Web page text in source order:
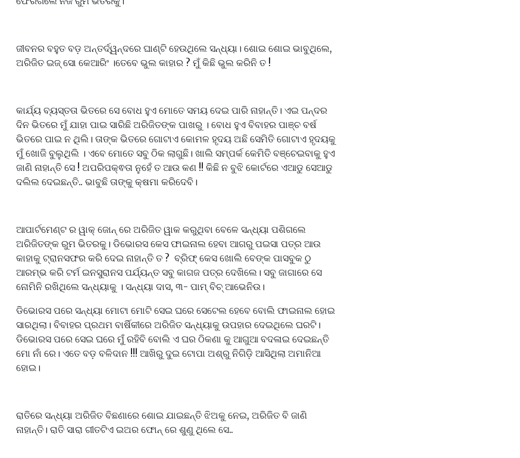
ଜୀବନର ବହୁତ ବଡ଼ ଅନ୍ତର୍ଦ୍ୱନ୍ଦରେ ଘାଣ୍ଟି ହେଉଥିଲେ ସନ୍ଧ୍ୟା। ଶୋଇ ଶୋଇ ଭାବୁଥିଲେ,
ଅରିଜିତ ଇଜ୍ ସୋ କେଆରିଂ ।ତେବେ ଭୁଲ କାହାର ? ମୁଁ କିଛି ଭୁଲ କରିନି ତ !
କାର୍ଯ୍ୟ ବ୍ୟସ୍ତତା ଭିତରେ ସେ ବୋଧ ହୁଏ ମୋତେ ସମୟ ଦେଇ ପାରି ନାହାନ୍ତି। ଏଇ ପନ୍ଦର
ଦିନ ଭିତରେ ମୁଁ ଯାହା ପାଇ ସାରିଛି ଅରିଜିତଙ୍କ ପାଖରୁ । ବୋଧ ହୁଏ ବିବାହର ପାଞ୍ଚ ବର୍ଷ
ଭିତରେ ପାଇ ନ ଥିଲି। ତାଙ୍କ ଭିତରେ ଗୋଟାଏ କୋମଳ ହୃଦୟ ଅଛି ସେମିତି ଗୋଟାଏ ହୃଦୟକୁ
ମୁଁ ଖୋଜି ବୁଲୁଥିଲି । ଏବେ ମୋତେ ସବୁ ଠିକ ଲାଗୁଛି। ଖାଲି ସମ୍ପର୍କ କେମିତି ବଞ୍ଚେଇବାକୁ ହୁଏ
ଜାଣି ନାହାନ୍ତି ସେ ! ଅପରିପକ୍ଵତା ନୁହେଁ ତ ଆଉ କଣ !! କିଛି ନ ବୁଝି କୋର୍ଟରେ ଏଆଡୁ ସେଆଡୁ
ଦଲିଲ ଦେଇଛନ୍ତି.. ଭାବୁଛି ତାଙ୍କୁ କ୍ଷମା କରିଦେବି।
ଆପାର୍ଟମେଣ୍ଟ ର ୱାକ୍ ଜୋନ୍ ରେ ଅରିଜିତ ୱାକ କରୁଥିବା ବେଳେ ସନ୍ଧ୍ୟା ପଶିଗଲେ
ଅରିଜିତଙ୍କ ରୁମ ଭିତରକୁ। ଡିଭୋରସ କେସ ଫାଇନାଲ ହେବା ଆଗରୁ ପଇସା ପତ୍ର ଆଉ
କାହାକୁ ଟ୍ରାନସଫର କରି ଦେଇ ନାହାନ୍ତି ତ ? ବ୍ରିଫ୍ କେସ ଖୋଲି ବେଙ୍କ ପାସବୁକ ଠୁ
ଆରମ୍ଭ କରି ଟର୍ମ ଇନସୁରାନସ ପର୍ଯ୍ୟନ୍ତ ସବୁ କାଗଜ ପତ୍ର ଦେଖିଲେ। ସବୁ ଜାଗାରେ ସେ
ନୋମିନି ରଖିଥିଲେ ସନ୍ଧ୍ୟାକୁ । ସନ୍ଧ୍ୟା ଦାସ, ୩- ପାମ୍ ବିଚ୍ ଆଭେନିଉ।
ଡିଭୋରସ ପରେ ସନ୍ଧ୍ୟା ମୋଟା ମୋଟି ସେଇ ଘରେ ସେଟେଲ ହେବେ ବୋଲି ଫାଇନାଲ ହୋଇ
ସାରଥିଲା। ବିବାହର ପ୍ରଥମ ବାର୍ଷିକୀରେ ଅରିଜିତ ସନ୍ଧ୍ୟାକୁ ଉପହାର ଦେଇଥିଲେ ଘରଟି।
ଡିଭୋରସ ପରେ ସେଇ ଘରେ ମୁଁ ରହିବି ବୋଲି ଏ ଘର ଠିକଣା କୁ ଆଗୁଆ ବଦଳାଇ ଦେଇଛନ୍ତି
ମୋ ନାଁ ରେ। ଏତେ ବଡ଼ ବଳିଦାନ !!! ଆଖିରୁ ଦୁଇ ଟୋପା ଅଶ୍ରୁ ନିଗିଡ଼ି ଆସିଥିଲା ଅମାନିଆ
ହୋଇ।
ରାତିରେ ସନ୍ଧ୍ୟା ଅରିଜିତ ବିଛଣାରେ ଶୋଇ ଯାଇଛନ୍ତି ଝିଅକୁ ନେଇ, ଅରିଜିତ ବି ଜାଣି
ନାହାନ୍ତି। ରାତି ସାରା ଗୀତଟିଏ ଇଅର ଫୋନ୍ ରେ ଶୁଣୁ ଥିଲେ ସେ..